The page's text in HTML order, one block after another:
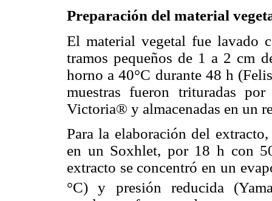
Preparación del material
El material vegetal fue lavado
tramos pequeños de 1 a 2 cm
horno a 40°C durante 48 h
muestras fueron trituradas
Victoria® y almacenadas en un
Para la elaboración del
en un Soxhlet, por 18 h con
extracto se concentró en un
°C) y presión reducida